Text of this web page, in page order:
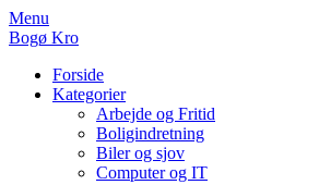
Skip
to
Menu
Bogø Kro
Forside
Kategorier
Arbejde og Fritid
Boligindretning
Biler og sjov
Computer og IT